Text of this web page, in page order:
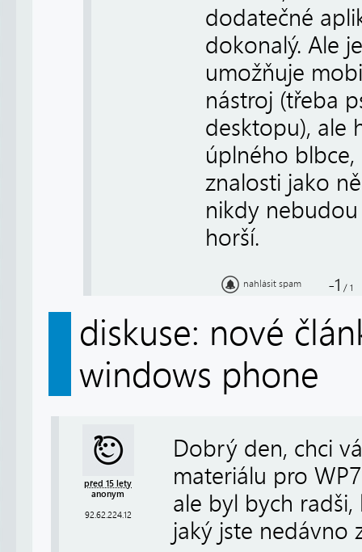
dodatečné
dokonalý. Ale
umožňuje
nástroj (třeba
desktopu), ale
úplného
znalosti jako
nikdy
horší.
nahlásit spam -1 / 1
diskuse: nové
windows phone
před 15 lety
anonym
92.62.224.12
Dobrý den, chci
materiálu pro
ale byl bych
jaký jste nedávno